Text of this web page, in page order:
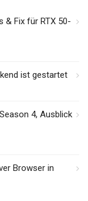
& Fix für RTX 50-
ist gestartet
4, Ausblick
Browser in